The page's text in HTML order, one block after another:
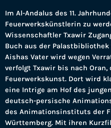
Im Al-Andalus des 11.
Feuerwerkskünstlerin zu
Wissenschaftler Txawir
Buch aus der
Aishas Vater wird wegen
verfolgt Txawir bis nach
Feuerwerkskunst. Dort wird
eine Intrige am Hof des
deutsch-persische
des Animationsinstituts der
Württemberg. Mit ihren